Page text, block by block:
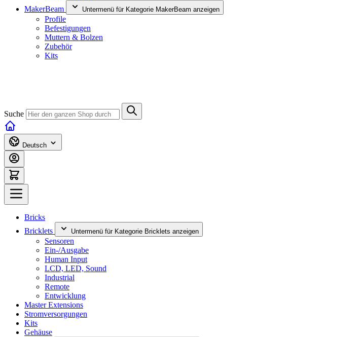
MakerBeam
Untermenü für Kategorie MakerBeam anzeigen
Profile
Befestigungen
Muttern & Bolzen
Zubehör
Kits
Suche
Deutsch
Bricks
Bricklets
Untermenü für Kategorie Bricklets anzeigen
Sensoren
Ein-/Ausgabe
Human Input
LCD, LED, Sound
Industrial
Remote
Entwicklung
Master Extensions
Stromversorgungen
Kits
Gehäuse